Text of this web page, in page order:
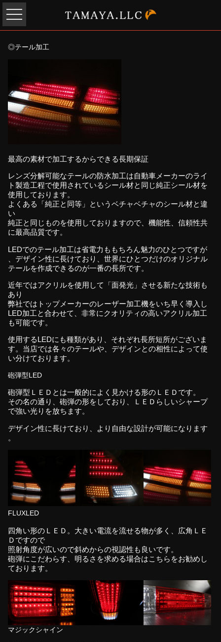
◎テール加工
最高の素材で加工するからできる長期保証
レンズ分解可能なテールの防水加工は自動車メーカーのライ
ト製造工程で使用されているシール材と同じ純正シール材を
使用しております。
よくある「純正と同等」というベチャベチャのシール材と違
い
純正と同じものを使用しておりますので、機能性、信頼性共
に最高品質です。
LEDでのテール加工は省電力ももちろん魅力のひとつですが
、デザイン性に長けており、世界にひとつだけのオリジナル
テールを作成できるのが一番の長所です。
近年ではアクリルを使用して「面発光」させる新たな技術も
あり
弊社ではトップメーカーのレーザー加工機をいち早く導入し
LED加工と合わせて、非常にクオリティの高いアクリル加工
も可能です。
使用するLEDにも種類があり、それぞれ長所短所がございま
す。当店では各々のテールや、デザインとの相性によって使
い分けております。
砲弾型LED
砲弾型ＬＥＤとは一般的によく見かける形のＬＥＤです。
その名の通り、砲弾の形をしており、ＬＥＤらしいシャープ
で強い光りを放ちます。
デザイン性に長けており、より自由な設計が可能になります
。
FLUXLED
四角い形のＬＥＤ。大きい電流を流せる物が多く、広角ＬＥ
Ｄですので
照射角度が広いので斜めからの視認性も良いです。
砲弾にこだわらす、明るさを求める場合はこちらをお勧めし
ております。
マジックシャイン